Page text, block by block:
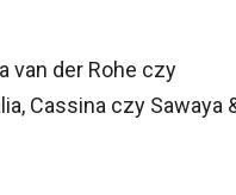
van der Rohe czy
Cassina czy Sawaya